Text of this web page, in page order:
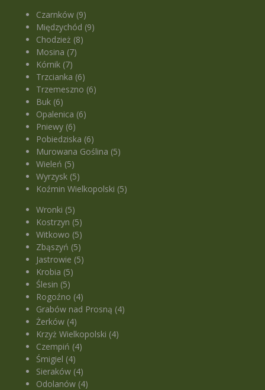
Czarnków (9)
Międzychód (9)
Chodzież (8)
Mosina (7)
Kórnik (7)
Trzcianka (6)
Trzemeszno (6)
Buk (6)
Opalenica (6)
Pniewy (6)
Pobiedziska (6)
Murowana Goślina (5)
Wieleń (5)
Wyrzysk (5)
Koźmin Wielkopolski (5)
Wronki (5)
Kostrzyn (5)
Witkowo (5)
Zbąszyń (5)
Jastrowie (5)
Krobia (5)
Ślesin (5)
Rogoźno (4)
Grabów nad Prosną (4)
Żerków (4)
Krzyż Wielkopolski (4)
Czempiń (4)
Śmigiel (4)
Sieraków (4)
Odolanów (4)